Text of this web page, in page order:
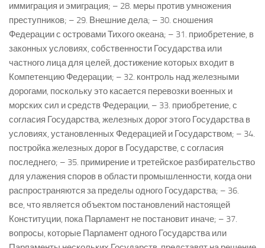
иммиграция и эмиграция; – 28. меры против умножения
преступников; – 29. Внешние дела; – 30. сношения
Федерации с островами Тихого океана; – 31. приобретение, в
законных условиях, собственности Государства или
частного лица для целей, достижение которых входит в
Компетенцию Федерации; – 32. контроль над железными
дорогами, поскольку это касается перевозки военных и
морских сил и средств Федерации, – 33. приобретение, с
согласия Государства, железных дорог этого Государства в
условиях, установленных Федерацией и Государством; – 34.
постройка железных дорог в Государстве, с согласия
последнего; – 35. примирение и третейское разбирательство
для улажения споров в области промышленности, когда они
распространяются за пределы одного Государства; – 36.
все, что является объектом постановлений настоящей
Конституции, пока Парламент не постановит иначе; – 37.
вопросы, которые Парламент одного Государства или